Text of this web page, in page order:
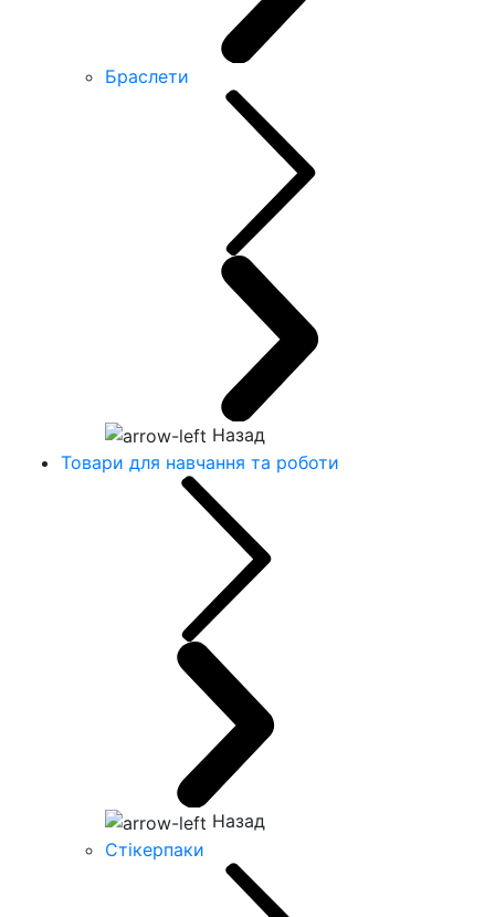
Браслети
Назад
Товари для навчання та роботи
Назад
Стікерпаки